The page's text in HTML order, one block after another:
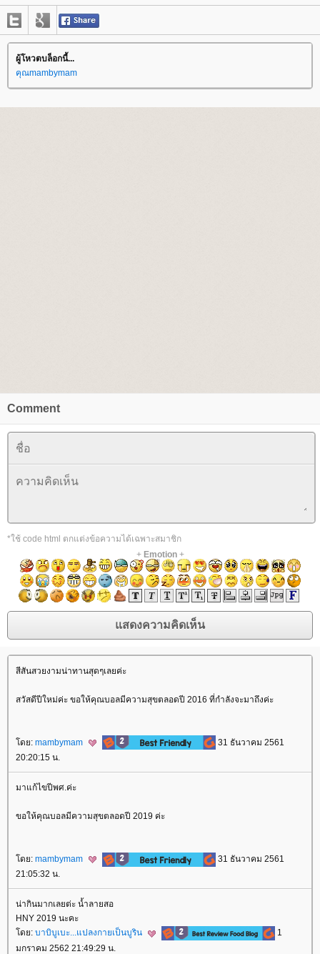
ผู้โหวตบล็อกนี้...
คุณmambymam
Comment
*ใช้ code html ตกแต่งข้อความได้เฉพาะสมาชิก
+ Emotion+
สีสันสวยงามน่าทานสุดๆเลยค่ะ
สวัสดีปีใหม่ค่ะ ขอให้คุณบอลมีความสุขตลอดปี 2016 ที่กำลังจะมาถึงค่ะ
ดย: mambymam
31 ธันวาคม 2561
20:20:15 น.
มาแก้ไขปีพศ.ค่ะ
ขอให้คุณบอลมีความสุขตลอดปี 2019 ค่ะ
ดย: mambymam
31 ธันวาคม 2561
21:05:32 น.
น่ากินมากเลยต่ะ น้ำลายสอ
HNY 2019 นะคะ
ดย: บาบิบูเบะ...แปลงกายเป็นบูริน
1
มกราคม 2562 21:49:29 น.